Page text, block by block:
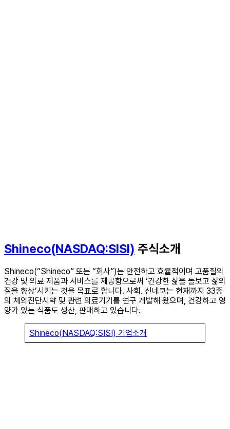
Shineco(NASDAQ:SISI) 주식소개
Shineco(“Shineco” 또는 “회사”)는 안전하고 효율적이며 고품질의
건강 및 의료 제품과 서비스를 제공함으로써 ‘건강한 삶을 돌보고 삶의
질을 향상’시키는 것을 목표로 합니다. 사회. 신네코는 현재까지 33종
의 체외진단시약 및 관련 의료기기를 연구 개발해 왔으며, 건강하고 영
양가 있는 식품도 생산, 판매하고 있습니다.
Shineco(NASDAQ:SISI) 기업소개